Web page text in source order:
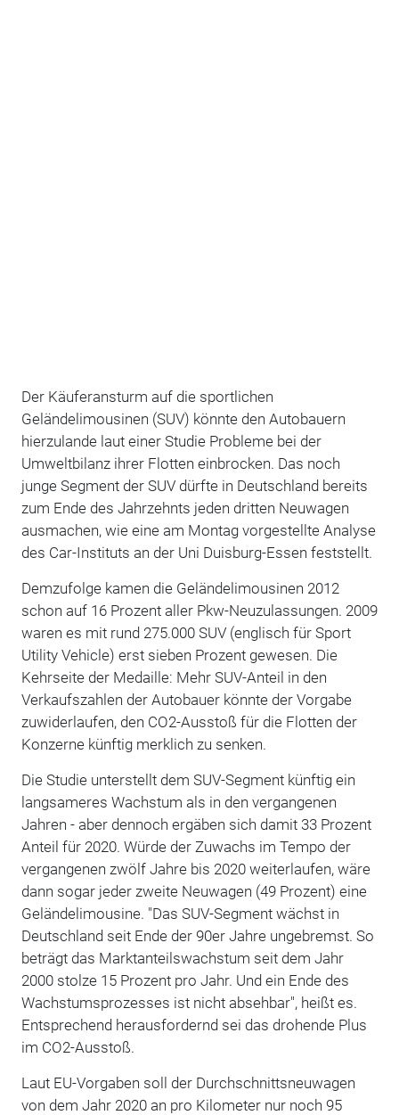
Der Käuferansturm auf die sportlichen
Geländelimousinen (SUV) könnte den Autobauern
hierzulande laut einer Studie Probleme bei der
Umweltbilanz ihrer Flotten einbrocken. Das noch
junge Segment der SUV dürfte in Deutschland bereits
zum Ende des Jahrzehnts jeden dritten Neuwagen
ausmachen, wie eine am Montag vorgestellte Analyse
des Car-Instituts an der Uni Duisburg-Essen feststellt.
Demzufolge kamen die Geländelimousinen 2012
schon auf 16 Prozent aller Pkw-Neuzulassungen. 2009
waren es mit rund 275.000 SUV (englisch für Sport
Utility Vehicle) erst sieben Prozent gewesen. Die
Kehrseite der Medaille: Mehr SUV-Anteil in den
Verkaufszahlen der Autobauer könnte der Vorgabe
zuwiderlaufen, den CO2-Ausstoß für die Flotten der
Konzerne künftig merklich zu senken.
Die Studie unterstellt dem SUV-Segment künftig ein
langsameres Wachstum als in den vergangenen
Jahren - aber dennoch ergäben sich damit 33 Prozent
Anteil für 2020. Würde der Zuwachs im Tempo der
vergangenen zwölf Jahre bis 2020 weiterlaufen, wäre
dann sogar jeder zweite Neuwagen (49 Prozent) eine
Geländelimousine. "Das SUV-Segment wächst in
Deutschland seit Ende der 90er Jahre ungebremst. So
beträgt das Marktanteilswachstum seit dem Jahr
2000 stolze 15 Prozent pro Jahr. Und ein Ende des
Wachstumsprozesses ist nicht absehbar", heißt es.
Entsprechend herausfordernd sei das drohende Plus
im CO2-Ausstoß.
Laut EU-Vorgaben soll der Durchschnittsneuwagen
von dem Jahr 2020 an pro Kilometer nur noch 95